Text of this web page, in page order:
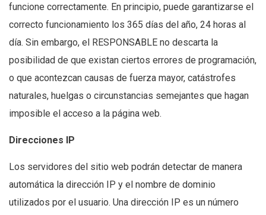
funcione correctamente. En principio, puede garantizarse el
correcto funcionamiento los 365 días del año, 24 horas al
día. Sin embargo, el RESPONSABLE no descarta la
posibilidad de que existan ciertos errores de programación,
o que acontezcan causas de fuerza mayor, catástrofes
naturales, huelgas o circunstancias semejantes que hagan
imposible el acceso a la página web.
Direcciones IP
Los servidores del sitio web podrán detectar de manera
automática la dirección IP y el nombre de dominio
utilizados por el usuario. Una dirección IP es un número